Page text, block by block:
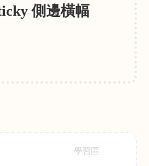
側邊橫幅
學習區